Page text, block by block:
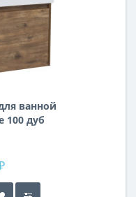
ванной
100 дуб